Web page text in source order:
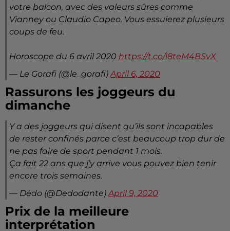
votre balcon, avec des valeurs sûres comme
Vianney ou Claudio Capeo. Vous essuierez plusieurs
coups de feu.
Horoscope du 6 avril 2020 https://t.co/l8teM4BSvX
— Le Gorafi (@le_gorafi) April 6, 2020
Rassurons les joggeurs du
dimanche
Y a des joggeurs qui disent qu’ils sont incapables
de rester confinés parce c’est beaucoup trop dur de
ne pas faire de sport pendant 1 mois.
Ça fait 22 ans que j’y arrive vous pouvez bien tenir
encore trois semaines.
— Dédo (@Dedodante) April 9, 2020
Prix de la meilleure
interprétation